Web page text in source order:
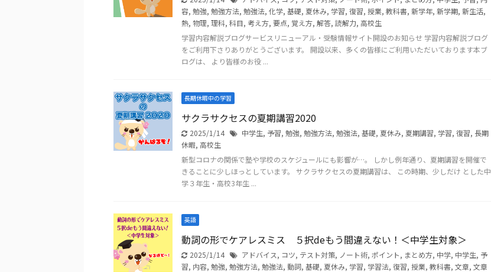
容, 勉強, 勉強方法, 勉強法, 化学, 基礎, 夏休み, 学習, 復習, 授業, 教科書, 新学年, 新学期, 新生活,
熱, 物理, 理科, 科目, 考え方, 要点, 覚え方, 解答, 読解力, 高校生
学習内容解説ブログサービスリニューアル・受験情報サイト開設のお知らせ 学習内容解説ブログ
をご利用下さりありがとうございます。 開設以来、多くの皆様にご利用いただいております本ブ
ログは、 より皆様のお役 ...
長期休暇中の学習
サクラサクセスの夏期講習2020
2025/1/14 中学生, 予習, 勉強, 勉強方法, 勉強法, 基礎, 夏休み, 夏期講習, 学習, 復習, 長期
休暇, 高校生
新型コロナの関係で塾や学校のスケジュールにも影響が…。 しかし例年通り、夏期講習を開催で
きることに少しほっとしています。 サクラサクセスの夏期講習は、 この時期、少しだけ とした中
学３年生・高校3年生 ...
英語
動詞の形でケアレスミス ５択deもう間違えない！＜中学生対象＞
2025/1/14 アドバイス, コツ, テスト対策, ノート術, ポイント, まとめ方, 中学, 中学生, 予
習, 内容, 勉強, 勉強方法, 勉強法, 動詞, 基礎, 夏休み, 学習, 学習法, 復習, 授業, 教科書, 文章, 文章